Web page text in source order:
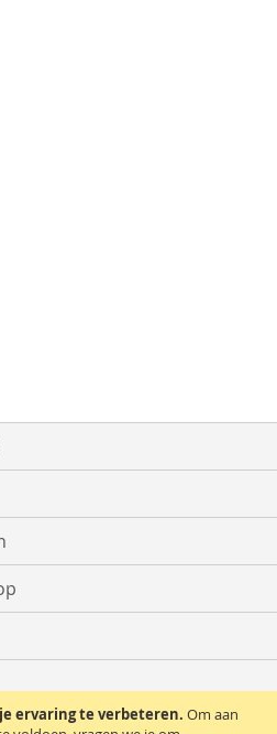
ervaring te verbeteren. Om aan